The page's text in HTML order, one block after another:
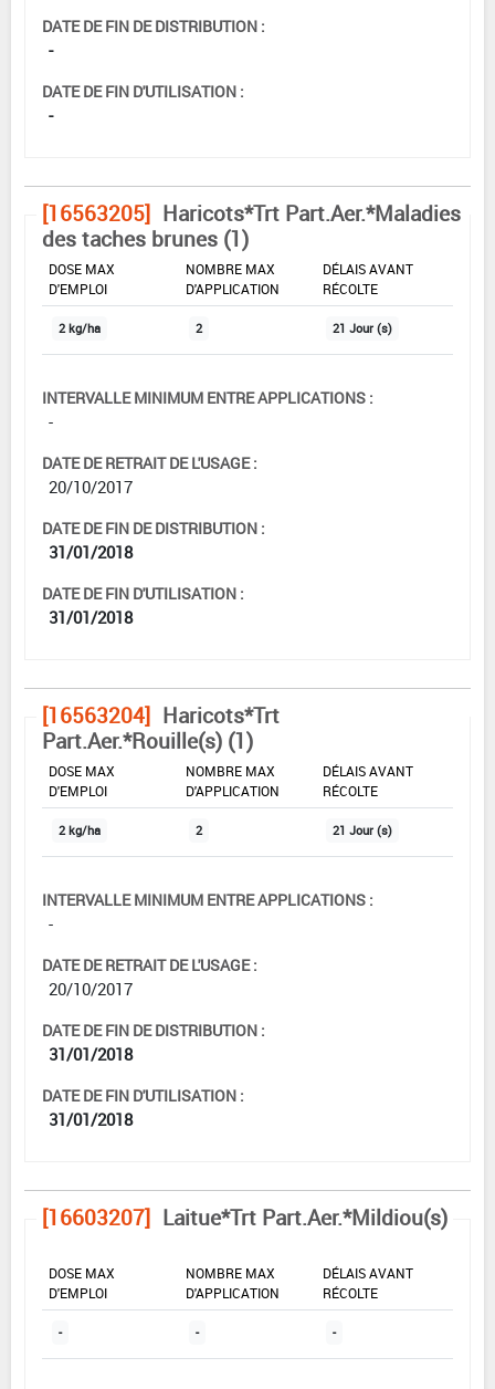
DATE DE FIN DE DISTRIBUTION :
-
DATE DE FIN D'UTILISATION :
-
[16563205] Haricots*Trt Part.Aer.*Maladies
des taches brunes (1)
DOSE MAX
D'EMPLOI
NOMBRE MAX
D'APPLICATION
DÉLAIS AVANT
RÉCOLTE
2 kg/ha 2 21 Jour (s)
INTERVALLE MINIMUM ENTRE APPLICATIONS :
-
DATE DE RETRAIT DE L'USAGE :
20/10/2017
DATE DE FIN DE DISTRIBUTION :
31/01/2018
DATE DE FIN D'UTILISATION :
31/01/2018
[16563204] Haricots*Trt
Part.Aer.*Rouille(s) (1)
DOSE MAX
D'EMPLOI
NOMBRE MAX
D'APPLICATION
DÉLAIS AVANT
RÉCOLTE
2 kg/ha 2 21 Jour (s)
INTERVALLE MINIMUM ENTRE APPLICATIONS :
-
DATE DE RETRAIT DE L'USAGE :
20/10/2017
DATE DE FIN DE DISTRIBUTION :
31/01/2018
DATE DE FIN D'UTILISATION :
31/01/2018
[16603207] Laitue*Trt Part.Aer.*Mildiou(s)
DOSE MAX
D'EMPLOI
NOMBRE MAX
D'APPLICATION
DÉLAIS AVANT
RÉCOLTE
- - -